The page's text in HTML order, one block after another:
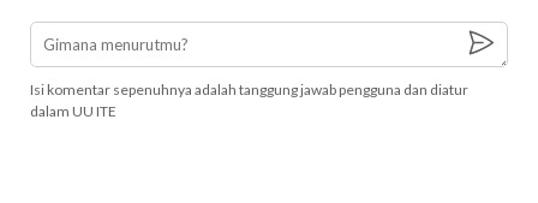
Isi komentar sepenuhnya adalah tanggung jawab pengguna dan diatur
dalam UU ITE